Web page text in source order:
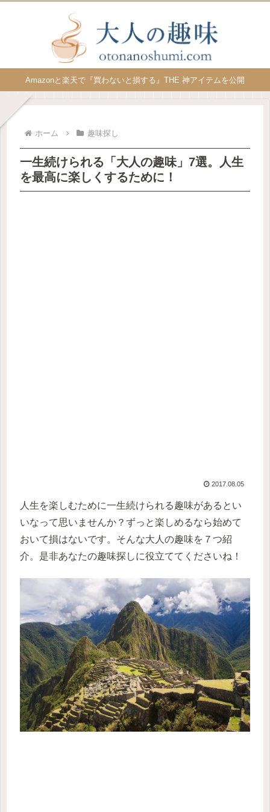
Amazonと楽天で『買わないと損する』THE 神アイテムを公開
ホーム 趣味探し
一生続けられる「大人の趣味」7選。人生
を最高に楽しくするために！
2017.08.05
人生を楽しむために一生続けられる趣味があるとい
いなって思いませんか？ずっと楽しめるなら始めて
おいて損はないです。そんな大人の趣味を７つ紹
介。是非あなたの趣味探しに役立ててくださいね！